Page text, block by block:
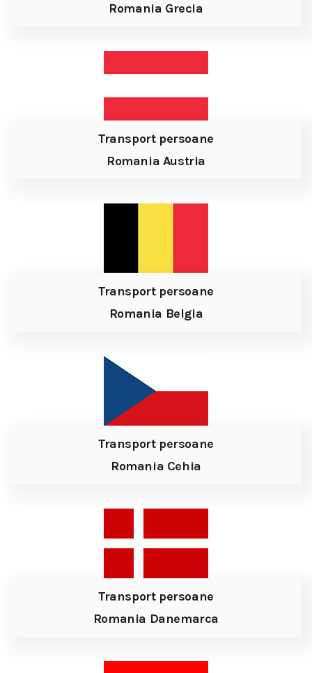
Romania Grecia
Transport persoane
Romania Austria
Transport persoane
Romania Belgia
Transport persoane
Romania Cehia
Transport persoane
Romania Danemarca